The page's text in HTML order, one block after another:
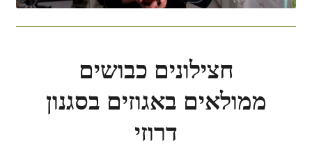
חצילונים כבושים
ממולאים באגוזים בסגנון
דרוזי